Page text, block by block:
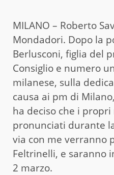
MILANO – Roberto
Mondadori. Dopo la
Berlusconi, figlia del
Consiglio e numero
milanese, sulla
causa ai pm di
ha deciso che i
pronunciati durante
via con me verranno
Feltrinelli, e saranno
2 marzo.